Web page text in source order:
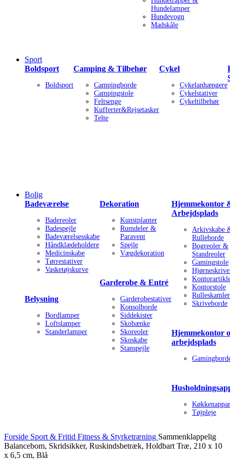
Hundelamper
Hundevogn
Madskåle
Sport
Boldsport
Boldsport
Camping & Tilbehør
Campingborde
Campingstole
Feltsenge
Kufferter&Rejsetasker
Telte
Cykel
Cykelanhængere
Cykelstativer
Cykeltilbehør
Bolig
Badeværelse
Badereoler
Badespejle
Badeværelsesskabe
Håndklædeholdere
Medicinskabe
Tørrestativer
Vasketøjskurve
Belysning
Bordlamper
Loftslamper
Standerlamper
Dekoration
Kunstplanter
Rumdeler &
Paravent
Spejle
Vægdekoration
Garderobe & Entré
Garderobestativer
Konsolborde
Siddekister
Skobænke
Skoreoler
Skoskabe
Stanspejle
Hjemmekontor
Arbejdsplads
Arkivskabe
Rulleborde
Bogreoler &
Standreoler
Gamingstole
Kontorstole
Rulleskamler
Skriveborde
Hjemmekontor
arbejdsplads
Tøjpleje
Forside Sport & Fritid Fitness & Styrketræning Sammenklappelig
Balancebom, Skridsikker, Ruskindsbetræk, Holdbart Træ, 210 x 10
x 6,5 cm, Blå